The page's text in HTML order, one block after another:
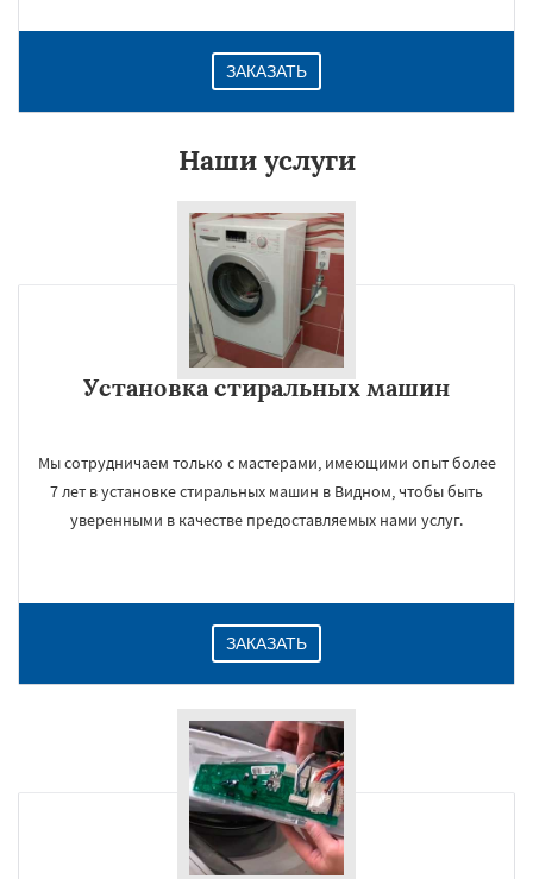
ЗАКАЗАТЬ
Наши услуги
Установка стиральных машин
Мы сотрудничаем только с мастерами, имеющими опыт более
7 лет в установке стиральных машин в Видном, чтобы быть
уверенными в качестве предоставляемых нами услуг.
ЗАКАЗАТЬ
Даю согласие на обработку персональных данных